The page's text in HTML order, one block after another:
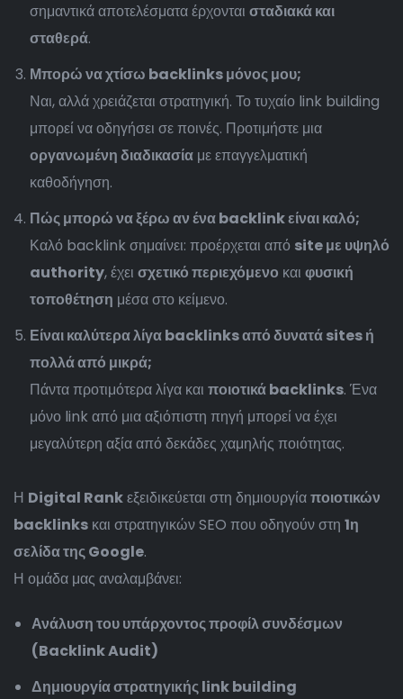
σημαντικά αποτελέσματα έρχονται σταδιακά και
σταθερά.
Μπορώ να χτίσω backlinks μόνος μου;
Ναι, αλλά χρειάζεται στρατηγική. Το τυχαίο link building
μπορεί να οδηγήσει σε ποινές. Προτιμήστε μια
οργανωμένη διαδικασία με επαγγελματική
καθοδήγηση.
Πώς μπορώ να ξέρω αν ένα backlink είναι καλό;
Καλό backlink σημαίνει: προέρχεται από site με υψηλό
authority, έχει σχετικό περιεχόμενο και φυσική
τοποθέτηση μέσα στο κείμενο.
Είναι καλύτερα λίγα backlinks από δυνατά sites ή
πολλά από μικρά;
Πάντα προτιμότερα λίγα και ποιοτικά backlinks. Ένα
μόνο link από μια αξιόπιστη πηγή μπορεί να έχει
μεγαλύτερη αξία από δεκάδες χαμηλής ποιότητας.
Η Digital Rankεξειδικεύεται στη δημιουργίαποιοτικών
backlinks και στρατηγικών SEO που οδηγούν στη 1η
σελίδα της Google.
Η ομάδα μας αναλαμβάνει:
Ανάλυση του υπάρχοντος προφίλ συνδέσμων
(Backlink Audit)
Δημιουργία στρατηγικής link building